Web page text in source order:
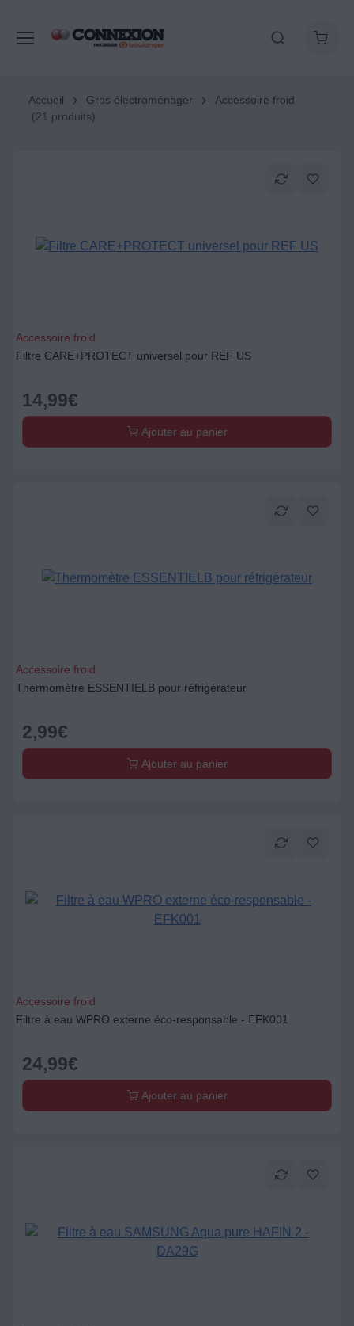
Accueil Gros électroménager
Accessoire froid
(21 produits)
Accessoire froid
Filtre CARE+PROTECT universel pour REF US
14,99€
Ajouter au panier
Accessoire froid
Thermomètre ESSENTIELB pour réfrigérateur
2,99€
Ajouter au panier
Accessoire froid
Filtre à eau WPRO externe éco-responsable - EFK001
24,99€
Ajouter au panier